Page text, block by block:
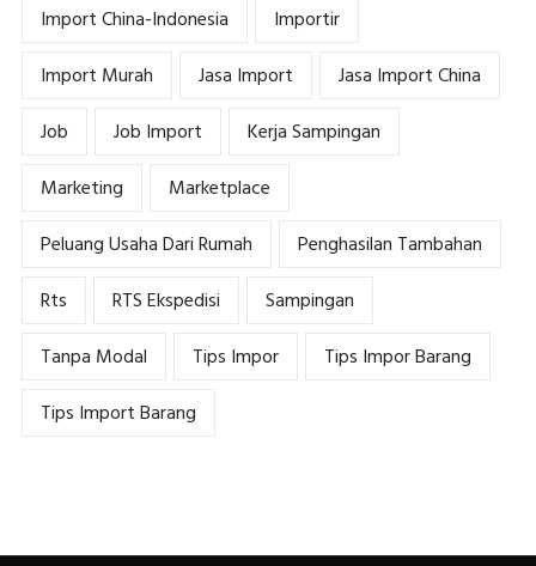
Import China-Indonesia
Importir
Import Murah
Jasa Import
Jasa Import China
Job
Job Import
Kerja Sampingan
Marketing
Marketplace
Peluang Usaha Dari Rumah
Penghasilan Tambahan
Rts
RTS Ekspedisi
Sampingan
Tanpa Modal
Tips Impor
Tips Impor Barang
Tips Import Barang